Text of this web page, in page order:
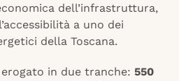
dell’infrastruttura,
a uno dei
della Toscana.
in due tranche: 550